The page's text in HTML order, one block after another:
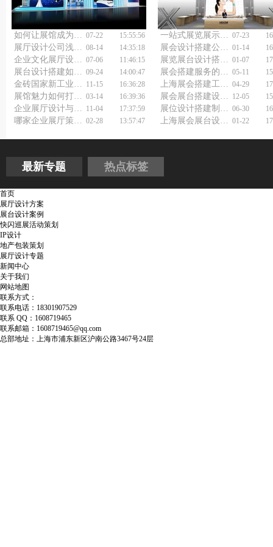
如何让展馆成为网红打卡地？展示展览设计公司用科技颠覆想象！ 07-22 15:55:56 一站式展览展示设计制作，选对展厅展台设计搭建公司更省心！ 07-23
展厅设计公司浅谈日式餐厅设计 08-14 14:35:18 展会设计搭建公司怎么选择？ 01-14
企业文化展厅设计原则有哪些？ 07-06 11:46:15 展览展台设计搭建价格，小成本也能玩出花？ 01-07
展台设计搭建如何做好 09-24 14:00:47 展会搭建服务的原则 05-11
金砖国家新工业革命展览会展台设计搭建须知 11-15 16:36:28 上海展会搭建工厂怎么选才不会踩坑？ 04-29
展馆魅力如何打造？专业展馆展厅设计公司教你几招！ 03-14 16:39:36 展会展台搭建设计：为什么好的设计能带来10倍客户关注？ 12-05
企业展厅设计与施工公司，让你的品牌更有声量！ 11-04 17:37:59 展位设计搭建制作如何做好？ 06-30
哪家企业展厅策划设计公司能让品牌形象脱颖而出？ 02-28 13:57:47 上海展会展台设计搭建公司如何点燃观展激情？ 01-22
最新专题 热点标签
首页
展厅设计方案
展台设计案例
快闪巡展活动策划
IP设计
地产包装策划
展厅设计专题
新闻中心
关于我们
网站地图
联系方式：
联系电话：18301907529
联系 QQ：1608719465
联系邮箱：1608719465@qq.com
总部地址：上海市浦东新区沪南公路3467号24层